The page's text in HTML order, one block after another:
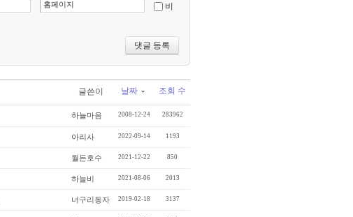
비
글쓴이 날짜 조회 수
하늘마음 2008-12-24 283962
아리사 2022-09-14 1193
월든호수 2021-12-22 850
하늘비 2021-08-06 2013
너구리동자 2019-02-18 3137